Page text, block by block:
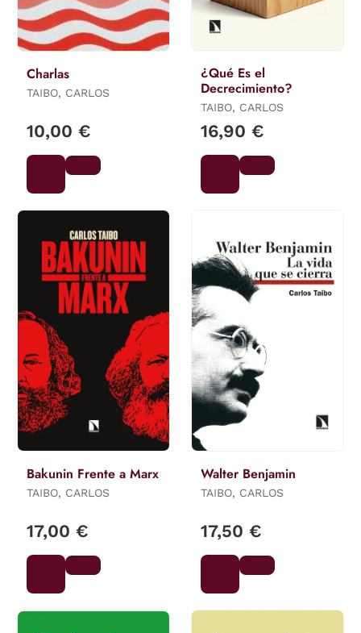
Charlas
TAIBO, CARLOS
10,00 €
¿Qué Es el
Decrecimiento?
TAIBO, CARLOS
16,90 €
Bakunin Frente a Marx
TAIBO, CARLOS
17,00 €
Walter Benjamin
TAIBO, CARLOS
17,50 €